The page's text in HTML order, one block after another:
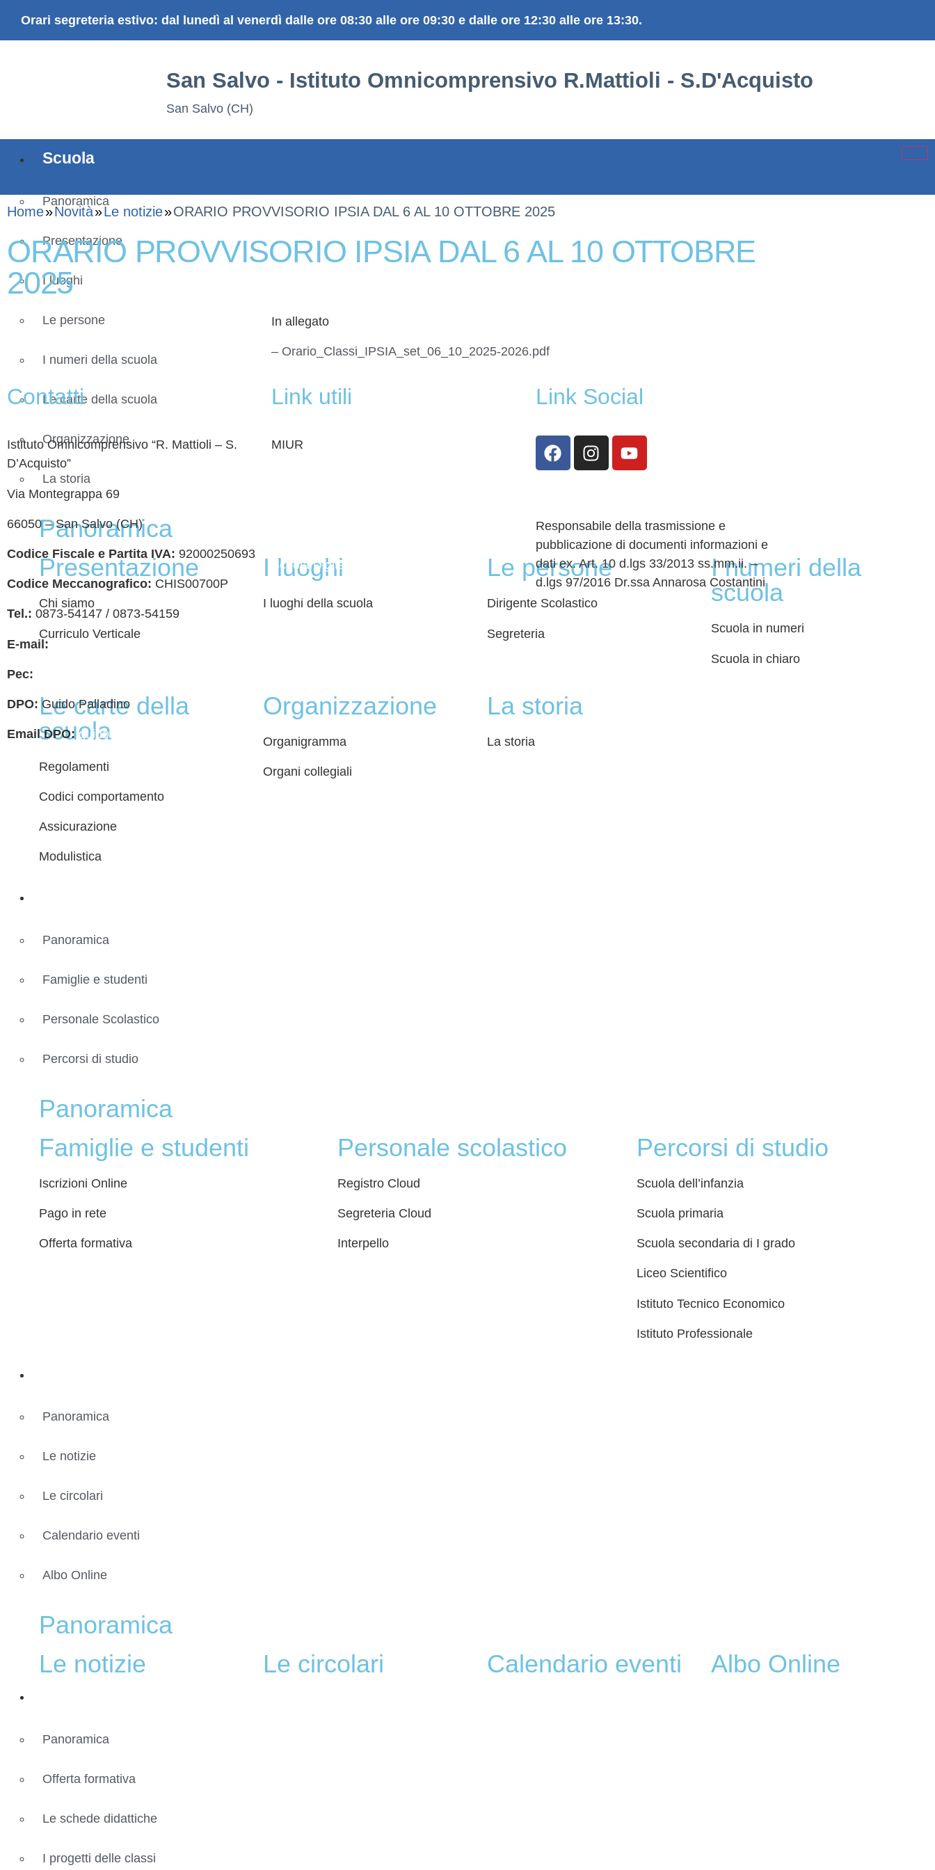
Orari segreteria estivo: dal lunedì al venerdì dalle ore 08:30 alle ore 09:30 e dalle ore 12:30 alle ore 13:30.
San Salvo - Istituto Omnicomprensivo R.Mattioli - S.D'Acquisto
San Salvo (CH)
Scuola
Panoramica
Presentazione
I luoghi
Le persone
I numeri della scuola
Le carte della scuola
Organizzazione
La storia
Panoramica
Presentazione
Chi siamo
Curriculo Verticale
I luoghi
I luoghi della scuola
Le persone
Dirigente Scolastico
Segreteria
I numeri della
scuola
Scuola in numeri
Scuola in chiaro
Le carte della
scuola
Regolamenti
Codici comportamento
Assicurazione
Modulistica
Organizzazione
Organigramma
Organi collegiali
La storia
La storia
Panoramica
Famiglie e studenti
Personale Scolastico
Percorsi di studio
Panoramica
Famiglie e studenti
Iscrizioni Online
Pago in rete
Offerta formativa
Personale scolastico
Registro Cloud
Segreteria Cloud
Interpello
Percorsi di studio
Scuola dell’infanzia
Scuola primaria
Scuola secondaria di I grado
Liceo Scientifico
Istituto Tecnico Economico
Istituto Professionale
Panoramica
Le notizie
Le circolari
Calendario eventi
Albo Online
Panoramica
Le notizie
Le circolari Calendario eventi Albo Online
Panoramica
Offerta formativa
Le schede didattiche
I progetti delle classi
Home Novità Le notizie ORARIO PROVVISORIO IPSIA DAL 6 AL 10 OTTOBRE 2025
ORARIO PROVVISORIO IPSIA DAL 6 AL 10 OTTOBRE
2025
In allegato
– Orario_Classi_IPSIA_set_06_10_2025-2026.pdf
Contatti
Istituto Omnicomprensivo “R. Mattioli – S.
D’Acquisto”
Via Montegrappa 69
66050 – San Salvo (CH)
Codice Fiscale e Partita IVA: 92000250693
Codice Meccanografico: CHIS00700P
Tel.: 0873-54147 / 0873-54159
E-mail:
Pec:
DPO: Guido Palladino
Email DPO: guido.palladino.dpo@gmail.com
Link utili
MIUR
Scuola Digitale
Scuola in Chiaro
Link Social
Responsabile della trasmissione e
pubblicazione di documenti informazioni e
dati ex. Art. 10 d.lgs 33/2013 ss.mm.ii. –
d.lgs 97/2016 Dr.ssa Annarosa Costantini